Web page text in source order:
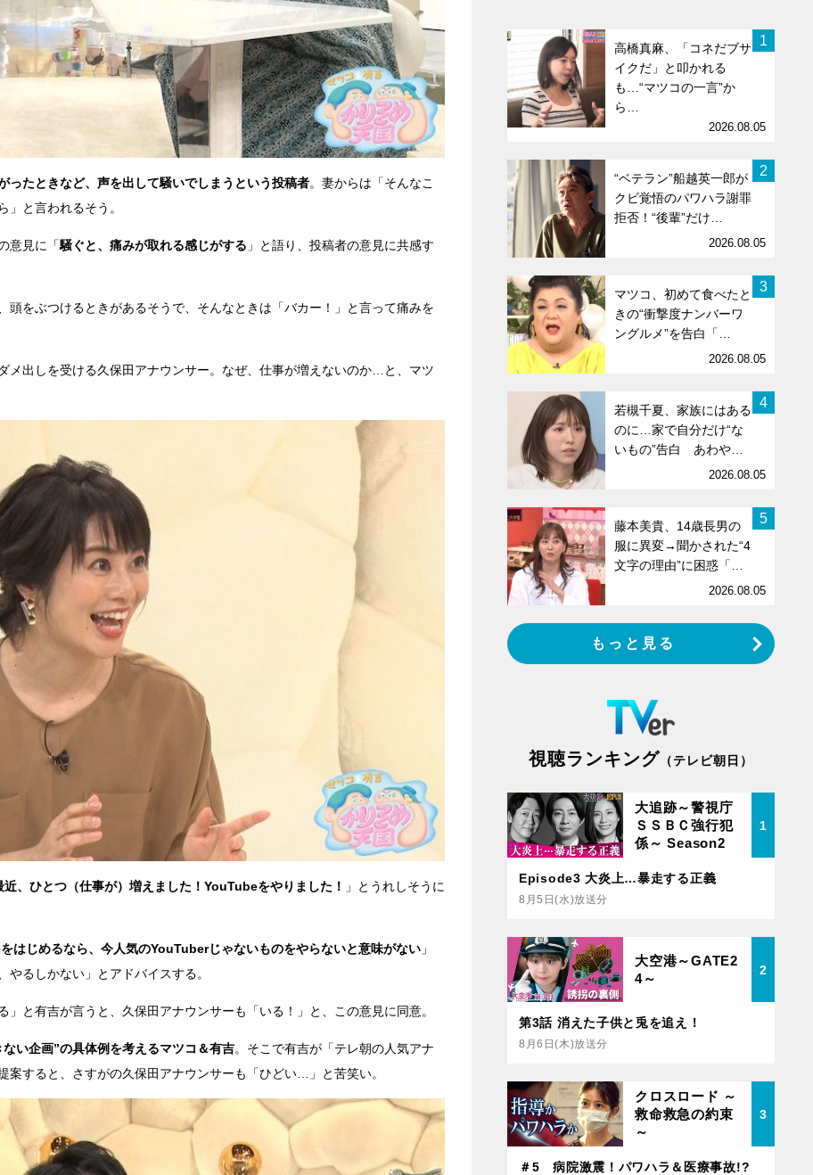
ったときなど、声を出して騒いでしまうという投稿者。妻からは「そんなこ
」と言われるそう。
意見に「騒ぐと、痛みが取れる感じがする 」と語り、投稿者の意見に共感す
をぶつけるときがあるそうで、そんなときは「バカー！」と言って痛みを
メ出しを受ける久保田アナウンサー。なぜ、仕事が増えないのか…と、マツ
近、ひとつ（仕事が）増えました！YouTubeをやりました！
」とうれしそうに
はじめるなら、今人気のYouTuberじゃないものをやらないと意味がない 」
るしかない」とアドバイスする。
と有吉が言うと、久保田アナウンサーも「いる！」と、この意見に同意。
い企画”の具体例を考えるマツコ＆有吉。そこで有吉が「テレ朝の人気アナ
すると、さすがの久保田アナウンサーも「ひどい…」と苦笑い。
1
高橋真麻、「コネだブサ
イクだ」と叩かれる
も…“マツコの一言”か
ら…
2026.08.05
2
“ベテラン”船越英一郎が
クビ覚悟のパワハラ謝罪
拒否！“後輩”だけ…
2026.08.05
3
マツコ、初めて食べたと
きの“衝撃度ナンバーワ
ングルメ”を告白「…
2026.08.05
4
若槻千夏、家族にはある
のに…家で自分だけ“な
いもの”告白 あわや…
2026.08.05
5
藤本美貴、14歳長男の
服に異変→聞かされた“4
文字の理由”に困惑「…
2026.08.05
もっと見る
視聴ランキング （テレビ朝日）
大追跡～警視庁
ＳＳＢＣ強行犯
係～ Season2
1
Episode3 大炎上…暴走する正義
8月5日(水)放送分
大空港～GATE2
4～
2
第3話 消えた子供と兎を追え！
8月6日(木)放送分
クロスロード ～
救命救急の約束
～
3
＃5 病院激震！パワハラ＆医療事故!?